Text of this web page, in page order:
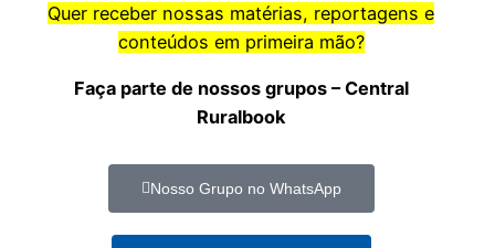
Quer receber nossas matérias, reportagens e
conteúdos em primeira mão?
Faça parte de nossos grupos – Central
Ruralbook
Nosso Grupo no WhatsApp